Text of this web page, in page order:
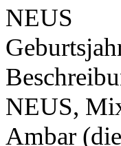
NEUS
NEUS,
Ambar